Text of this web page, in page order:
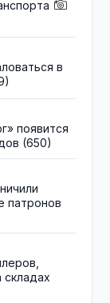
в
появится
(650)
патронов